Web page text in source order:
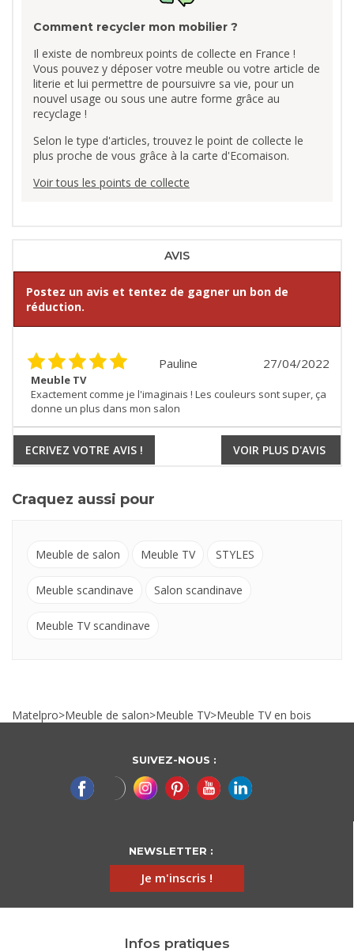
Comment recycler mon mobilier ?
Il existe de nombreux points de collecte en France !
Vous pouvez y déposer votre meuble ou votre article de
literie et lui permettre de poursuivre sa vie, pour un
nouvel usage ou sous une autre forme grâce au
recyclage !
Selon le type d'articles, trouvez le point de collecte le
plus proche de vous grâce à la carte d'Ecomaison.
Voir tous les points de collecte
AVIS
Postez un avis et tentez de gagner un bon de
réduction.
27/04/2022
Pauline
Meuble TV
Exactement comme je l'imaginais ! Les couleurs sont super, ça
donne un plus dans mon salon
ECRIVEZ VOTRE AVIS ! VOIR PLUS D'AVIS
Craquez aussi pour
Meuble de salon Meuble TV STYLES
Meuble scandinave Salon scandinave
Meuble TV scandinave
Matelpro>Meuble de salon>Meuble TV>Meuble TV en bois
SUIVEZ-NOUS :
NEWSLETTER :
Je m'inscris !
Infos pratiques